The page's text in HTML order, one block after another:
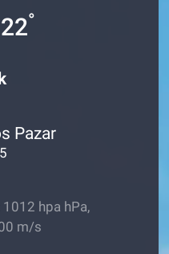
22°
Pazar
1012 hpa hPa,
m/s